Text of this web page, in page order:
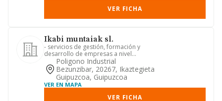
VER FICHA
Ikabi muntaiak sl.
- servicios de gestión, formación y
desarrollo de empresas a nivel
nacional e internacional. - impo...
Poligono Industrial
Bezunzibar, 20267, Ikaztegieta
Guipuzcoa, Guipuzcoa
VER EN MAPA
VER FICHA